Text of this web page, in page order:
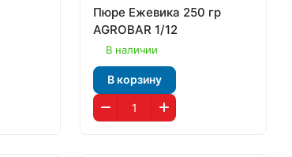
Пюре Ежевика 250 гр
AGROBAR 1/12
В наличии
В корзину